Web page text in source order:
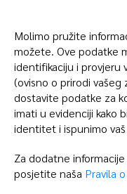
Molimo pružite
možete. Ove podatke
identifikaciju i provjeru
(ovisno o prirodi vašeg
dostavite podatke za
imati u evidenciji kako
identitet i ispunimo
Za dodatne
posjetite naša Pravila